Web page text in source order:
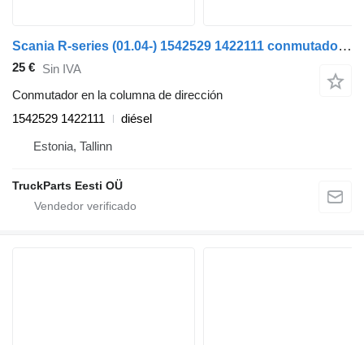
Scania R-series (01.04-) 1542529 1422111 conmutador en la columna de dirección para Scania P,G,R,T-series (2004-2017) cabeza tractora
25 € Sin IVA
Conmutador en la columna de dirección
1542529 1422111
diésel
Estonia, Tallinn
TruckParts Eesti OÜ